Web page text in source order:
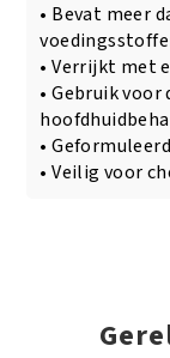
• Bevat meer
• Verrijkt met
• Gebruik
•
• Veilig voor